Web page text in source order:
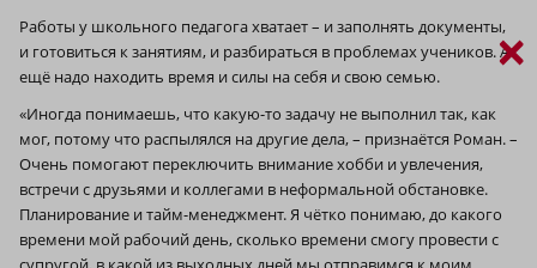
Работы у школьного педагога хватает – и заполнять документы,
и готовиться к занятиям, и разбираться в проблемах учеников. А
ещё надо находить время и силы на себя и свою семью.
«Иногда понимаешь, что какую-то задачу не выполнил так, как
мог, потому что распылялся на другие дела, – признаётся Роман. –
Очень помогают переключить внимание хобби и увлечения,
встречи с друзьями и коллегами в неформальной обстановке.
Планирование и тайм-менеджмент. Я чётко понимаю, до какого
времени мой рабочий день, сколько времени смогу провести с
×